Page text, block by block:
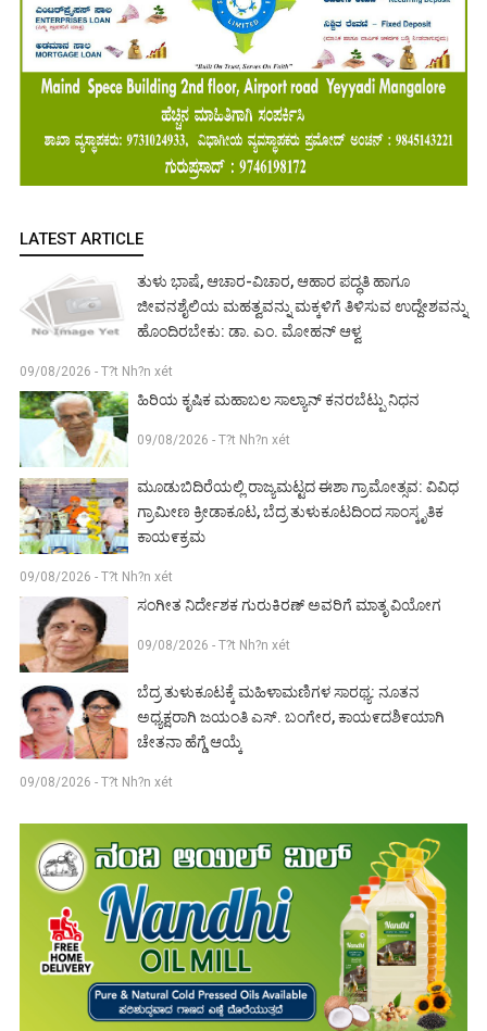
LATEST ARTICLE
ತುಳು ಭಾಷೆ, ಆಚಾರ-ವಿಚಾರ, ಆಹಾರ ಪದ್ಧತಿ ಹಾಗೂ
ಜೀವನಶೈಲಿಯ ಮಹತ್ವವನ್ನು ಮಕ್ಕಳಿಗೆ ತಿಳಿಸುವ ಉದ್ದೇಶವನ್ನು
ಹೊಂದಿರಬೇಕು: ಡಾ. ಎಂ. ಮೋಹನ್ ಆಳ್ವ
09/08/2026 - T?t Nh?n xét
ಹಿರಿಯ ಕೃಷಿಕ ಮಹಾಬಲ ಸಾಲ್ಯಾನ್ ಕನರಬೆಟ್ಪು ನಿಧನ
09/08/2026 - T?t Nh?n xét
ಮೂಡುಬಿದಿರೆಯಲ್ಲಿ ರಾಜ್ಯಮಟ್ಟದ ಈಶಾ ಗ್ರಾಮೋತ್ಸವ: ವಿವಿಧ
ಗ್ರಾಮೀಣ ಕ್ರೀಡಾಕೂಟ, ಬೆದ್ರ ತುಳುಕೂಟದಿಂದ ಸಾಂಸ್ಕೃತಿಕ
ಕಾಯ೯ಕ್ರಮ
09/08/2026 - T?t Nh?n xét
ಸಂಗೀತ ನಿರ್ದೇಶಕ ಗುರುಕಿರಣ್ ಅವರಿಗೆ ಮಾತೃ ವಿಯೋಗ
09/08/2026 - T?t Nh?n xét
ಬೆದ್ರ ತುಳುಕೂಟಕ್ಕೆ ಮಹಿಳಾಮಣಿಗಳ ಸಾರಥ್ಯ: ನೂತನ
ಅಧ್ಯಕ್ಷರಾಗಿ ಜಯಂತಿ ಎಸ್. ಬಂಗೇರ, ಕಾಯ೯ದಶಿ೯ಯಾಗಿ
ಚೇತನಾ ಹೆಗ್ಡೆ ಆಯ್ಕೆ
09/08/2026 - T?t Nh?n xét